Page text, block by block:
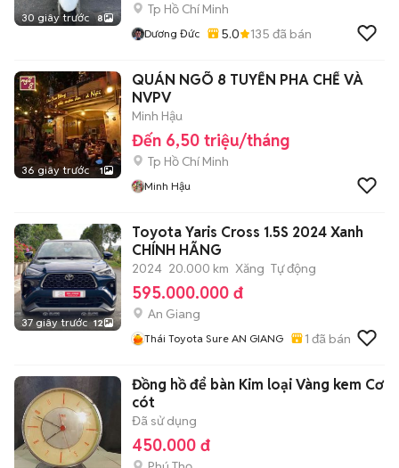
30 giây trước 8
Tp Hồ Chí Minh
Dương Đức 5.0 135 đã bán
36 giây trước 1
QUÁN NGÕ 8 TUYỂN PHA CHẾ VÀ
NVPV
Minh Hậu
Đến 6,50 triệu/tháng
Tp Hồ Chí Minh
Minh Hậu
37 giây trước 12
Toyota Yaris Cross 1.5S 2024 Xanh
CHÍNH HÃNG
2024 20.000 km Xăng Tự động
595.000.000 đ
An Giang
Thái Toyota Sure AN GIANG 1 đã bán
Đồng hồ để bàn Kim loại Vàng kem Cơ
cót
Đã sử dụng
450.000 đ